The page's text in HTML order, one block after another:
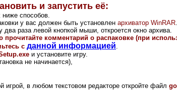
и запустить её:
способов.
у вас должен быть установлен архиватор WinRAR
раза левой кнопкой мыши, откроется окно архива.
прочитайте комментарий о распаковке (при
с данной информацией
и установите игру.
не начинается),
игрой, в любом текстовом редакторе откройте файл